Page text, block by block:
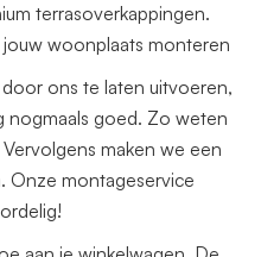
terrasoverkappingen.
woonplaats monteren
ons te laten uitvoeren,
nogmaals goed. Zo weten
maken we een
Onze montageservice